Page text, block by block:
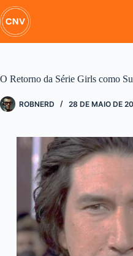
Pular
para
o
conteúdo
O Retorno da Série Girls como
ROBNERD 28 DE MAIO DE